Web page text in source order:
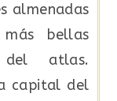
almenadas
bellas
atlas.
capital del